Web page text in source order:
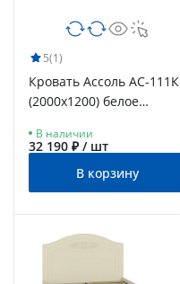
5(1)
Кровать Ассоль АС-111К
(2000x1200) белое
В наличии
32 190 ₽ / шт
В корзину